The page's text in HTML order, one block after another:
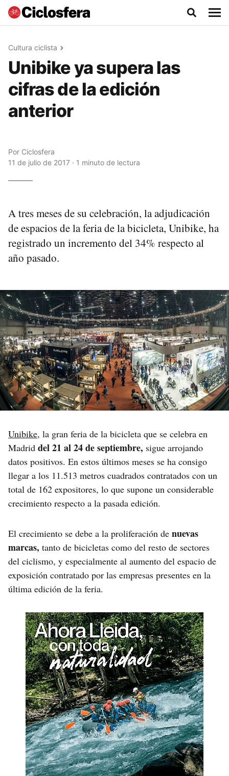
Cultura ciclista
Unibike ya supera las
cifras de la edición
anterior
Por Ciclosfera
11 de julio de 2017 · 1 minuto de lectura
A tres meses de su celebración, la adjudicación
de espacios de la feria de la bicicleta, Unibike, ha
registrado un incremento del 34% respecto al
año pasado.
Unibike, la gran feria de la bicicleta que se celebra en
Madrid del 21 al 24 de septiembre, sigue arrojando
datos positivos. En estos últimos meses se ha consigo
llegar a los 11.513 metros cuadrados contratados con un
total de 162 expositores, lo que supone un considerable
crecimiento respecto a la pasada edición.
El crecimiento se debe a la proliferación de nuevas
marcas, tanto de bicicletas como del resto de sectores
del ciclismo, y especialmente al aumento del espacio de
exposición contratado por las empresas presentes en la
última edición de la feria.